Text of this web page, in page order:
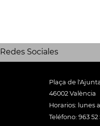
Redes Sociales
Plaça de
46002 València
Horarios: lunes
Teléfono: 963 52